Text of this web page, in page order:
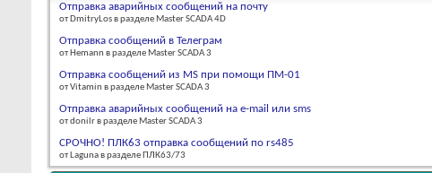
Отправка аварийных сообщений на почту
от DmitryLos в разделе Master SCADA 4D
Отправка сообщений в Телеграм
от Hemann в разделе Master SCADA 3
Отправка сообщений из MS при помощи ПМ-01
от Vitamin в разделе Master SCADA 3
Отправка аварийных сообщений на e-mail или sms
от donilr в разделе Master SCADA 3
СРОЧНО! ПЛК63 отправка сообщений по rs485
от Laguna в разделе ПЛК63/73